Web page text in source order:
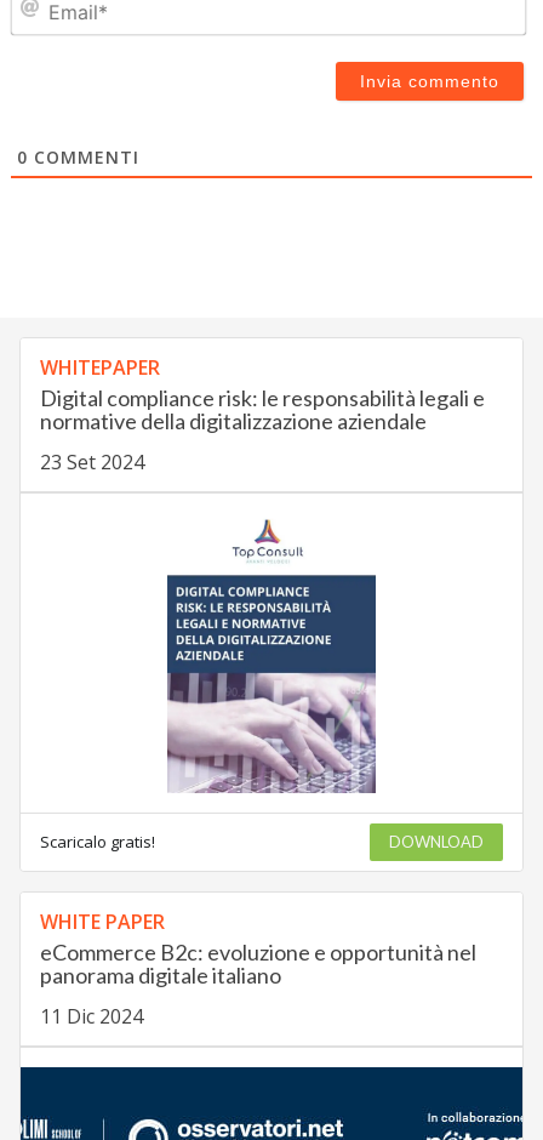
0 COMMENTI
WHITEPAPER
Digital compliance risk: le responsabilità legali e
normative della digitalizzazione aziendale
23 Set 2024
Scaricalo gratis! DOWNLOAD
WHITE PAPER
eCommerce B2c: evoluzione e opportunità nel
panorama digitale italiano
11 Dic 2024